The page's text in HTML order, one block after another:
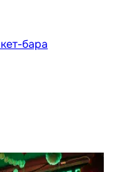
бара